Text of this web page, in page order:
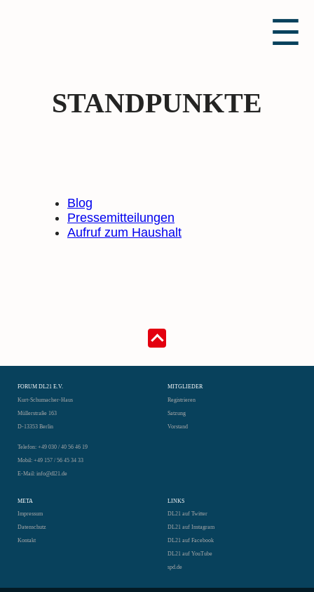
☰
STANDPUNKTE
Blog
Pressemitteilungen
Aufruf zum Haushalt
FORUM DL21 E.V.
Kurt-Schumacher-Haus
Müllerstraße 163
D-13353 Berlin
Telefon: +49 030 / 40 56 46 19
Mobil: +49 157 / 56 45 34 33
E-Mail: info@dl21.de
MITGLIEDER
Registrieren
Satzung
Vorstand
META
Impressum
Datenschutz
Kontakt
LINKS
DL21 auf Twitter
DL21 auf Instagram
DL21 auf Facebook
DL21 auf YouTube
spd.de